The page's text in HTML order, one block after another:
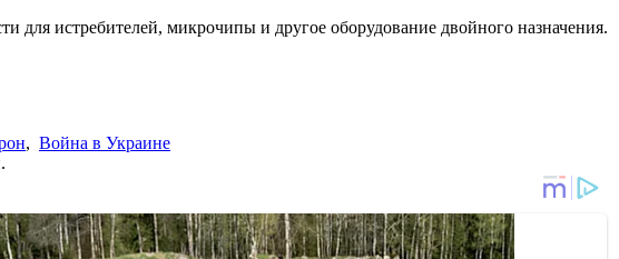
истребителей, микрочипы и другое оборудование двойного назначения.
, Война в Украине